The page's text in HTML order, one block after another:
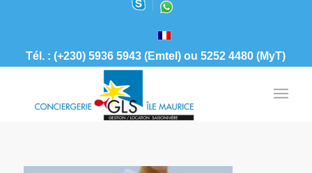
Tél. : (+230) 5936 5943 (Emtel) ou 5252 4480 (MyT)